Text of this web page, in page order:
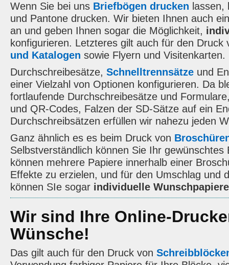
Wenn Sie bei uns Briefbögen drucken lassen,
und Pantone drucken. Wir bieten Ihnen auch
an und geben Ihnen sogar die Möglichkeit,
konfigurieren. Letzteres gilt auch für den Druck
und Katalogen sowie Flyern und Visitenkarten.
Durchschreibesätze, Schnelltrennsätze und
einer Vielzahl von Optionen konfigurieren. Da
fortlaufende Durchschreibesätze und
und QR-Codes, Falzen der SD-Sätze auf ein
Durchschreibsätzen erfüllen wir nahezu jeden
Ganz ähnlich es es beim Druck von
Selbstverständlich können Sie Ihr
können mehrere Papiere innerhalb einer
Effekte zu erzielen, und für den Umschlag und
können SIe sogar individuelle Wunschpapiere
Wir sind Ihre Online-
Wünsche!
Das gilt auch für den Druck von